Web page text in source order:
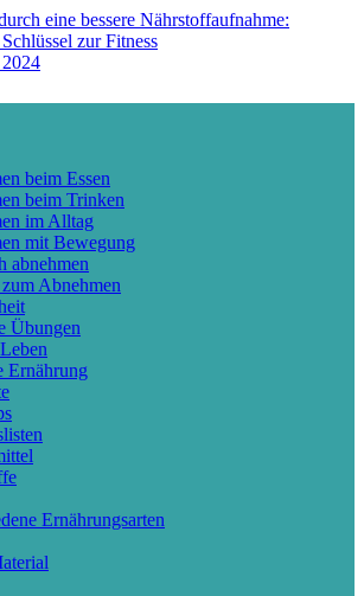
eine bessere Nährstoffaufnahme:
zur Fitness
beim Essen
beim Trinken
im Alltag
mit Bewegung
abnehmen
Abnehmen
Übungen
Ernährung
Ernährungsarten